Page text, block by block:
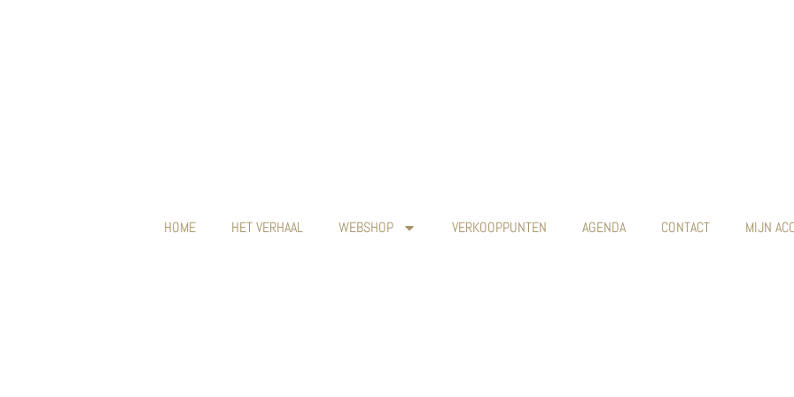
HOME HET VERHAAL WEBSHOP VERKOOPPUNTEN AGENDA CONTACT MIJN